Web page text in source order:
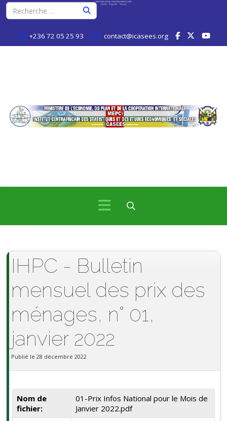
+236 72 05 25 93 contact@icasees.org
IHPC - Bulletin
mensuel des prix des
ménages, n° 01,
janvier 2022
Publié le 28 décembre 2022
Nom de
fichier:
01-Prix Infos National pour le Mois de
Janvier 2022.pdf